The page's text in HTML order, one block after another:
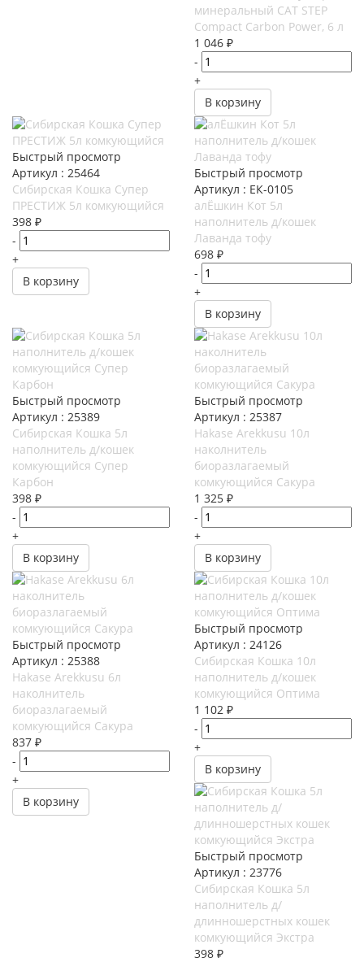
минеральный CAT STEP
Compact Carbon Power, 6 л
1 046 ₽
-
+
В корзину
Быстрый просмотр
Артикул : 25464
Сибирская Кошка Супер
ПРЕСТИЖ 5л комкующийся
398 ₽
-
+
В корзину
Быстрый просмотр
Артикул : ЕК-0105
алЁшкин Кот 5л
наполнитель д/кошек
Лаванда тофу
698 ₽
-
+
В корзину
Быстрый просмотр
Артикул : 25389
Сибирская Кошка 5л
наполнитель д/кошек
комкующийся Супер
Карбон
398 ₽
-
+
В корзину
Быстрый просмотр
Артикул : 25387
Hakase Arekkusu 10л
наколнитель
биоразлагаемый
комкующийся Сакура
1 325 ₽
-
+
В корзину
Быстрый просмотр
Артикул : 25388
Hakase Arekkusu 6л
наколнитель
биоразлагаемый
комкующийся Сакура
837 ₽
-
+
В корзину
Быстрый просмотр
Артикул : 24126
Сибирская Кошка 10л
наполнитель д/кошек
комкующийся Оптима
1 102 ₽
-
+
В корзину
Быстрый просмотр
Артикул : 23776
Сибирская Кошка 5л
наполнитель д/
длинношерстных кошек
комкующийся Экстра
398 ₽